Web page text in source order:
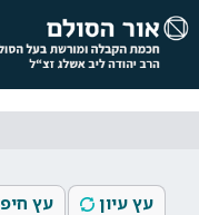
עץ עיון עץ